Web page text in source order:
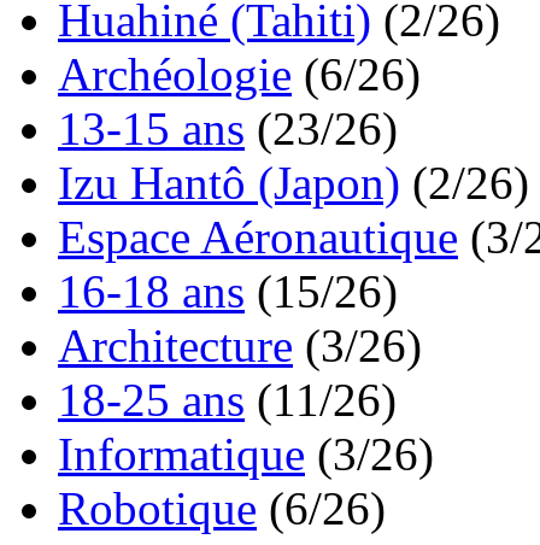
Huahiné (Tahiti) (2/26)
Archéologie (6/26)
13-15 ans (23/26)
Izu Hantô (Japon) (2/26)
Espace Aéronautique (3/
16-18 ans (15/26)
Architecture (3/26)
18-25 ans (11/26)
Informatique (3/26)
Robotique (6/26)